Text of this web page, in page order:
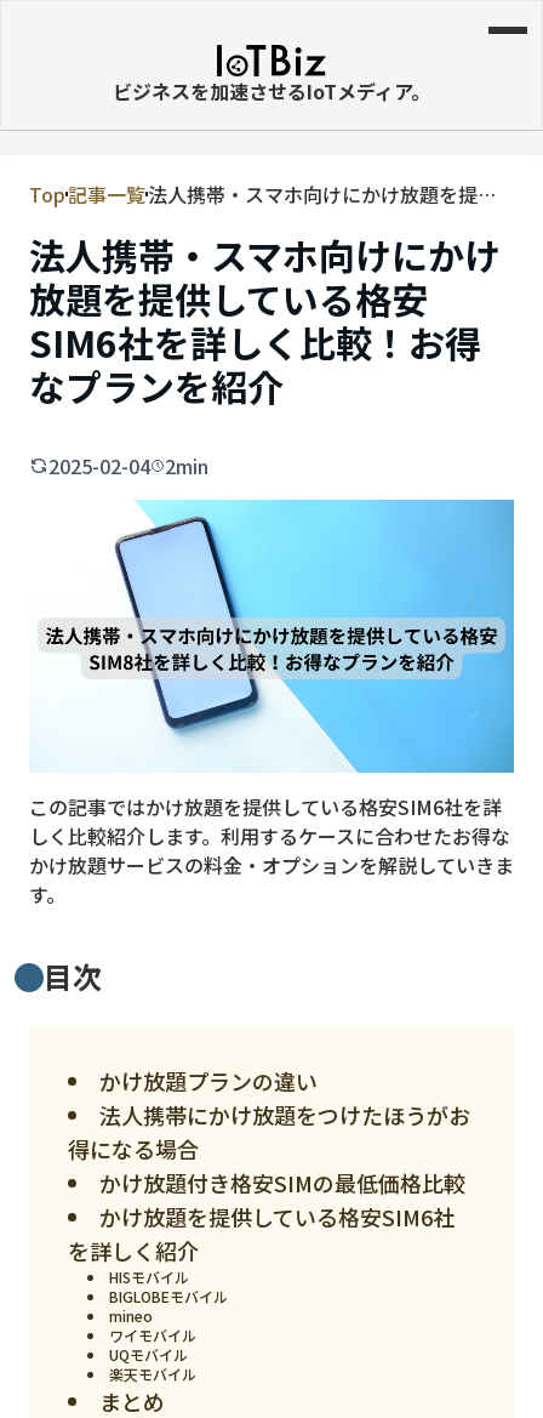
ビジネスを加速させるIoTメディア。
MVNE
エッジ
LPWA
DaaS
IaaS
ビッグデータ
スマート漁業
クラウド
M2M
VPN
スマート〇〇
スマート農業
スマート物流
ニュース
デジタルサイネージ
Top記事一覧法人携帯・スマホ向けにかけ放題を提供
なプランを紹介
法人携帯・スマホ向けにかけ
放題を提供している格安
SIM6社を詳しく比較！お得
なプランを紹介
2025-02-04 2min
この記事ではかけ放題を提供している格安SIM6社を詳
しく比較紹介します。利用するケースに合わせたお得な
かけ放題サービスの料金・オプションを解説していきま
す。
目次
かけ放題プランの違い
法人携帯にかけ放題をつけたほうがお
得になる場合
かけ放題付き格安SIMの最低価格比較
かけ放題を提供している格安SIM6社
を詳しく紹介
HISモバイル
BIGLOBEモバイル
mineo
ワイモバイル
UQモバイル
楽天モバイル
まとめ